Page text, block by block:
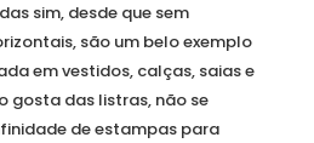
sim, desde que sem
são um belo exemplo
em vestidos, calças, saias e
gosta das listras, não se
de estampas para